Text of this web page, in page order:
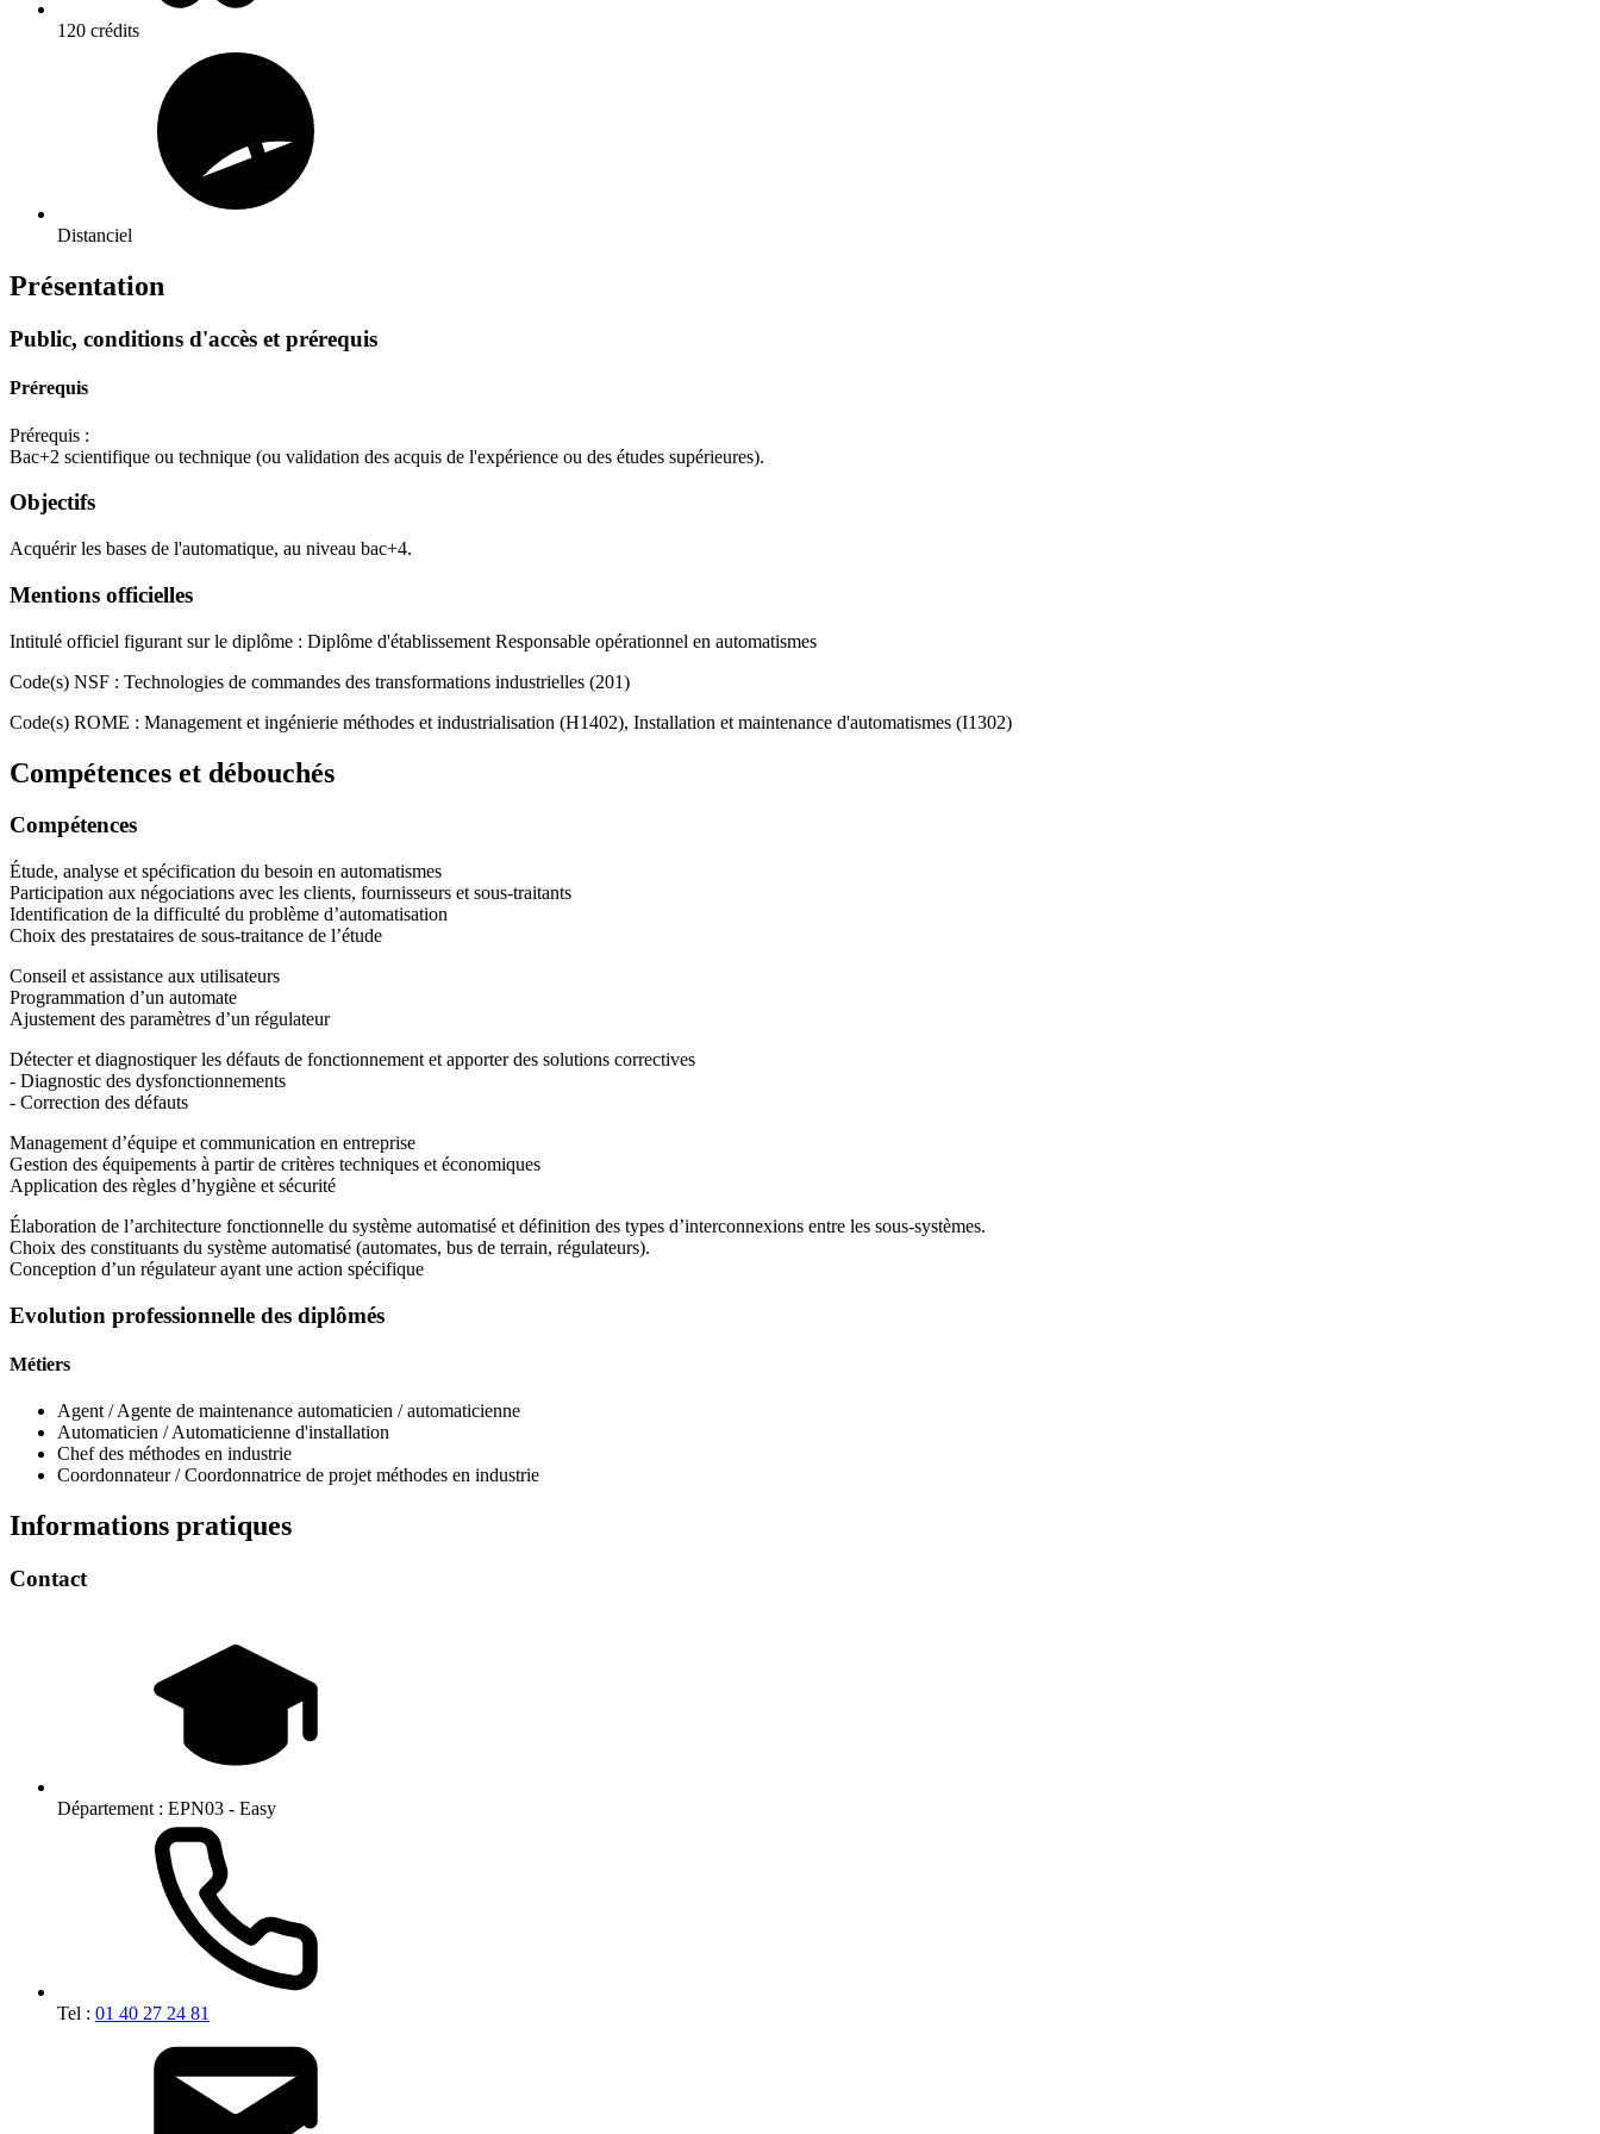
120 crédits
Distanciel
Présentation
Public, conditions d'accès et prérequis
Prérequis
Prérequis :
Bac+2 scientifique ou technique (ou validation des acquis de l'expérience ou des études supérieures).
Objectifs
Acquérir les bases de l'automatique, au niveau bac+4.
Mentions officielles
Intitulé officiel figurant sur le diplôme : Diplôme d'établissement Responsable opérationnel en automatismes
Code(s) NSF : Technologies de commandes des transformations industrielles (201)
Code(s) ROME : Management et ingénierie méthodes et industrialisation (H1402), Installation et maintenance d'automatismes (I1302)
Compétences et débouchés
Compétences
Étude, analyse et spécification du besoin en automatismes
Participation aux négociations avec les clients, fournisseurs et sous-traitants
Identification de la difficulté du problème d’automatisation
Choix des prestataires de sous-traitance de l’étude
Conseil et assistance aux utilisateurs
Programmation d’un automate
Ajustement des paramètres d’un régulateur
Détecter et diagnostiquer les défauts de fonctionnement et apporter des solutions correctives
- Diagnostic des dysfonctionnements
- Correction des défauts
Management d’équipe et communication en entreprise
Gestion des équipements à partir de critères techniques et économiques
Application des règles d’hygiène et sécurité
Élaboration de l’architecture fonctionnelle du système automatisé et définition des types d’interconnexions entre les sous-systèmes.
Choix des constituants du système automatisé (automates, bus de terrain, régulateurs).
Conception d’un régulateur ayant une action spécifique
Evolution professionnelle des diplômés
Métiers
Agent / Agente de maintenance automaticien / automaticienne
Automaticien / Automaticienne d'installation
Chef des méthodes en industrie
Coordonnateur / Coordonnatrice de projet méthodes en industrie
Informations pratiques
Contact
Département : EPN03 - Easy
Tel : 01 40 27 24 81